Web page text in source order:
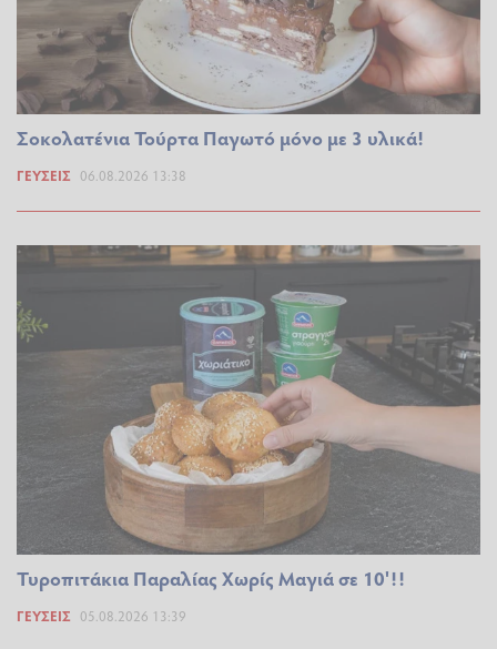
Σοκολατένια Τούρτα Παγωτό μόνο με 3 υλικά!
ΓΕΎΣΕΙΣ 06.08.2026 13:38
Τυροπιτάκια Παραλίας Χωρίς Μαγιά σε 10'!!
ΓΕΎΣΕΙΣ 05.08.2026 13:39